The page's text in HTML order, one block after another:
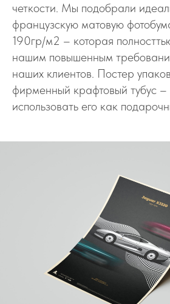
четкости. Мы подобрали
французскую матовую
190гр/м2 – которая
нашим повышенным
наших клиентов. Постер
фирменный крафтовый тубус –
использовать его как